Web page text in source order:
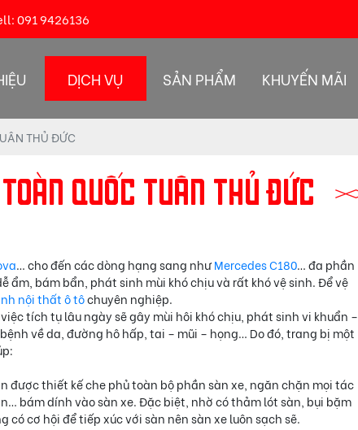
091 9426136
DỊCH VỤ SẢN PHẨM KHUYẾN MÃI
THỦ ĐỨC
QUỐC TUÂN THỦ ĐỨC
… cho đến các dòng hạng sang nhưMercedes C180… đa phần
ẩm, bám bẩn, phát sinh mùi khó chịu và rất khó vệ sinh. Để vệ
nội thất ô tôchuyên nghiệp.
tích tụ lâu ngày sẽ gây mùi hôi khó chịu, phát sinh vi khuẩn –
về da, đường hô hấp, tai – mũi – họng… Do đó, trang bị một
được thiết kế che phủ toàn bộ phần sàn xe, ngăn chặn mọi tác
bám dính vào sàn xe. Đặc biệt, nhờ có thảm lót sàn, bụi bặm
cơ hội để tiếp xúc với sàn nên sàn xe luôn sạch sẽ.